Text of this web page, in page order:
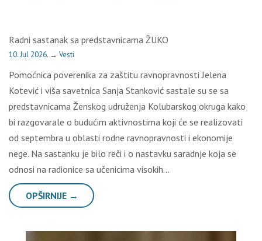
Radni sastanak sa predstavnicama ŽUKO
10. Jul 2026. → Vesti
Pomoćnica poverenika za zaštitu ravnopravnosti Jelena
Kotević i viša savetnica Sanja Stanković sastale su se sa
predstavnicama Ženskog udruženja Kolubarskog okruga kako
bi razgovarale o budućim aktivnostima koji će se realizovati
od septembra u oblasti rodne ravnopravnosti i ekonomije
nege. Na sastanku je bilo reči i o nastavku saradnje koja se
odnosi na radionice sa učenicima visokih…
OPŠIRNIJE →